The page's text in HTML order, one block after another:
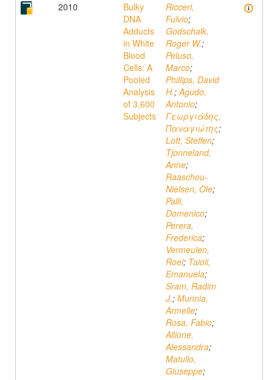
2010
Bulky
DNA
Adducts
in White
Blood
Cells: A
Pooled
Analysis
of 3,600
Subjects
Ricceri,
Fulvio;
Godschalk,
Roger W.;
Peluso,
Marco;
Phillips, David
H.;Agudo,
Antonio;
Γεωργιάδης,
Παναγιώτης;
Loft, Steffen;
Tjonneland,
Anne;
Raaschou-
Nielsen, Ole;
Palli,
Domenico;
Perera,
Frederica;
Vermeulen,
Roel; Taioli,
Emanuela;
Sram, Radim
J.; Munnia,
Armelle;
Rosa, Fabio;
Allione,
Alessandra;
Matullo,
Giuseppe;